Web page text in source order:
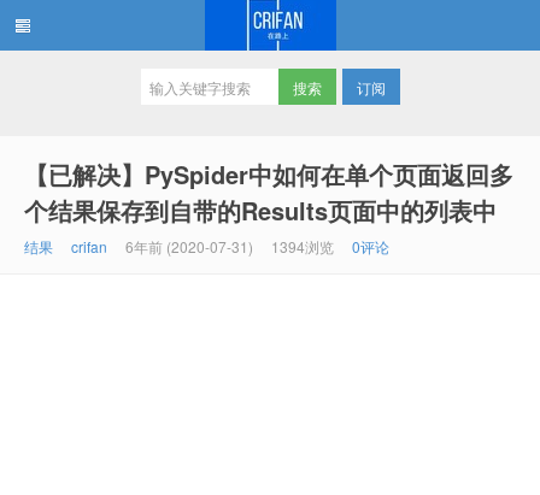
订阅
【已解决】PySpider中如何在单个页面返回多
个结果保存到自带的Results页面中的列表中
结果 crifan 6年前 (2020-07-31) 1394浏览 0评论